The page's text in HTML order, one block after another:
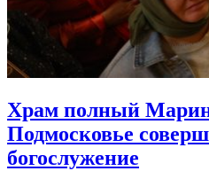
Храм полный
Подмосковье
богослужение